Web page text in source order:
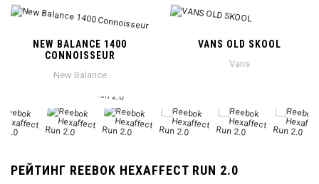
NEW BALANCE 1400
CONNOISSEUR
New Balance
VANS OLD SKOOL
Vans
РЕЙТИНГ REEBOK HEXAFFECT RUN 2.0